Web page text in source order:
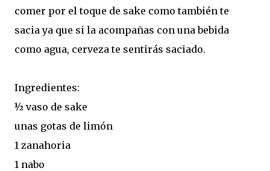
comer por el toque de sake como también te
sacia ya que si la acompañas con una bebida
como agua, cerveza te sentirás saciado.
Ingredientes:
½ vaso de sake
unas gotas de limón
1 zanahoria
1 nabo